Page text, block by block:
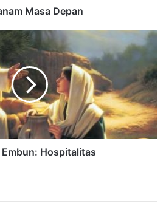
Masa Depan
Embun: Hospitalitas